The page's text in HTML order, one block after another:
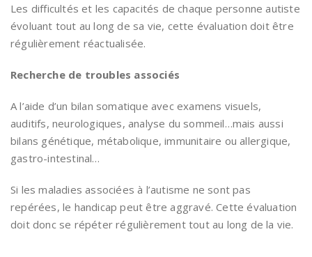
Les difficultés et les capacités de chaque personne autiste
évoluant tout au long de sa vie, cette évaluation doit être
régulièrement réactualisée.
Recherche de troubles associés
A l’aide d’un bilan somatique avec examens visuels,
auditifs, neurologiques, analyse du sommeil…mais aussi
bilans génétique, métabolique, immunitaire ou allergique,
gastro-intestinal…
Si les maladies associées à l’autisme ne sont pas
repérées, le handicap peut être aggravé. Cette évaluation
doit donc se répéter régulièrement tout au long de la vie.